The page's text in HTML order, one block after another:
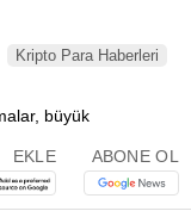
Kripto Para Haberleri
EKLE ABONE OL